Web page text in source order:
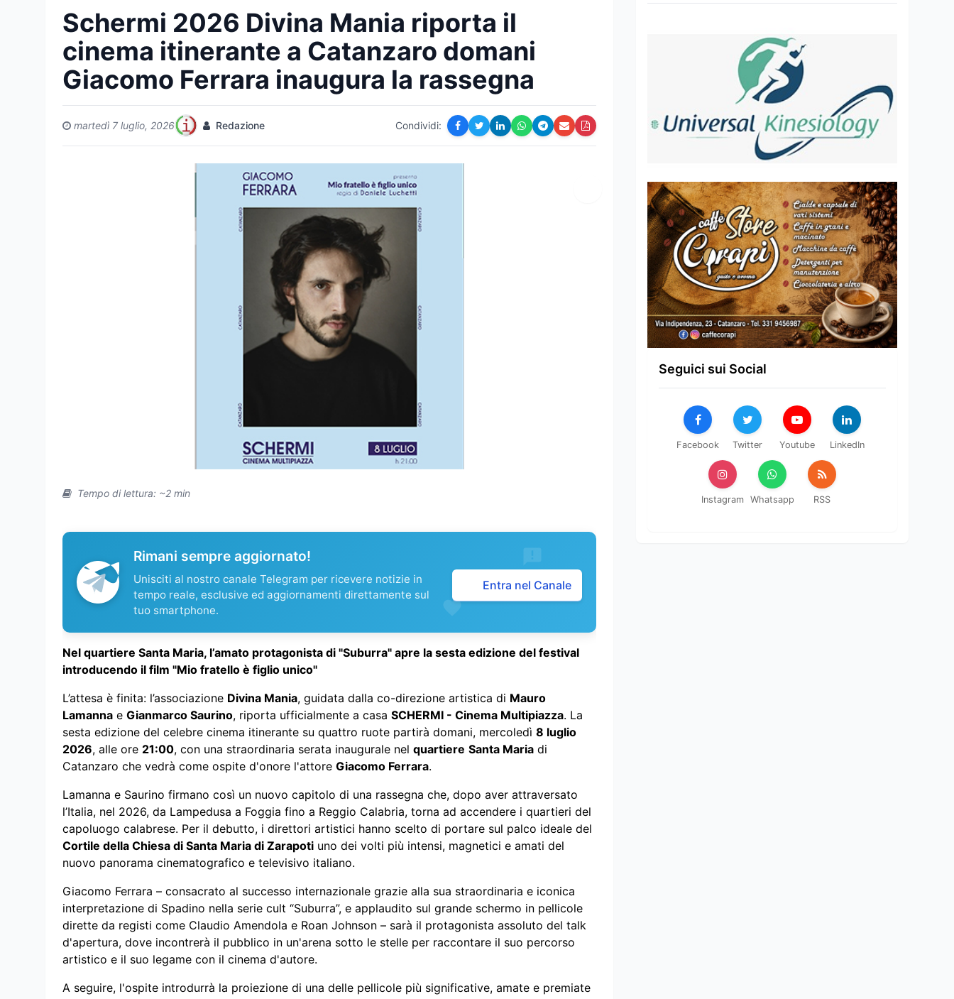
Schermi 2026 Divina Mania riporta il
cinema itinerante a Catanzaro domani
Giacomo Ferrara inaugura la rassegna
martedì 7 luglio, 2026 Redazione Condividi:
Tempo di lettura: ~2 min
Rimani sempre aggiornato!
Unisciti al nostro canale Telegram per ricevere notizie in
tempo reale, esclusive ed aggiornamenti direttamente sul
tuo smartphone.
Entra nel Canale
Nel quartiere Santa Maria, l’amato protagonista di "Suburra" apre la sesta edizione del festival
introducendo il film "Mio fratello è figlio unico"
L’attesa è finita: l’associazione Divina Mania, guidata dalla co-direzione artistica di Mauro
Lamanna e Gianmarco Saurino, riporta ufficialmente a casa SCHERMI - Cinema Multipiazza. La
sesta edizione del celebre cinema itinerante su quattro ruote partirà domani, mercoledì 8 luglio
2026, alle ore 21:00, con una straordinaria serata inaugurale nel quartiere Santa Maria di
Catanzaro che vedrà come ospite d'onore l'attore Giacomo Ferrara.
Lamanna e Saurino firmano così un nuovo capitolo di una rassegna che, dopo aver attraversato
l’Italia, nel 2026, da Lampedusa a Foggia fino a Reggio Calabria, torna ad accendere i quartieri del
capoluogo calabrese. Per il debutto, i direttori artistici hanno scelto di portare sul palco ideale del
Cortile della Chiesa di Santa Maria di Zarapoti uno dei volti più intensi, magnetici e amati del
nuovo panorama cinematografico e televisivo italiano.
Giacomo Ferrara – consacrato al successo internazionale grazie alla sua straordinaria e iconica
interpretazione di Spadino nella serie cult “Suburra”, e applaudito sul grande schermo in pellicole
dirette da registi come Claudio Amendola e Roan Johnson – sarà il protagonista assoluto del talk
d'apertura, dove incontrerà il pubblico in un'arena sotto le stelle per raccontare il suo percorso
artistico e il suo legame con il cinema d'autore.
A seguire, l'ospite introdurrà la proiezione di una delle pellicole più significative, amate e premiate
Seguici sui Social
Facebook Twitter Youtube LinkedIn
Instagram Whatsapp RSS